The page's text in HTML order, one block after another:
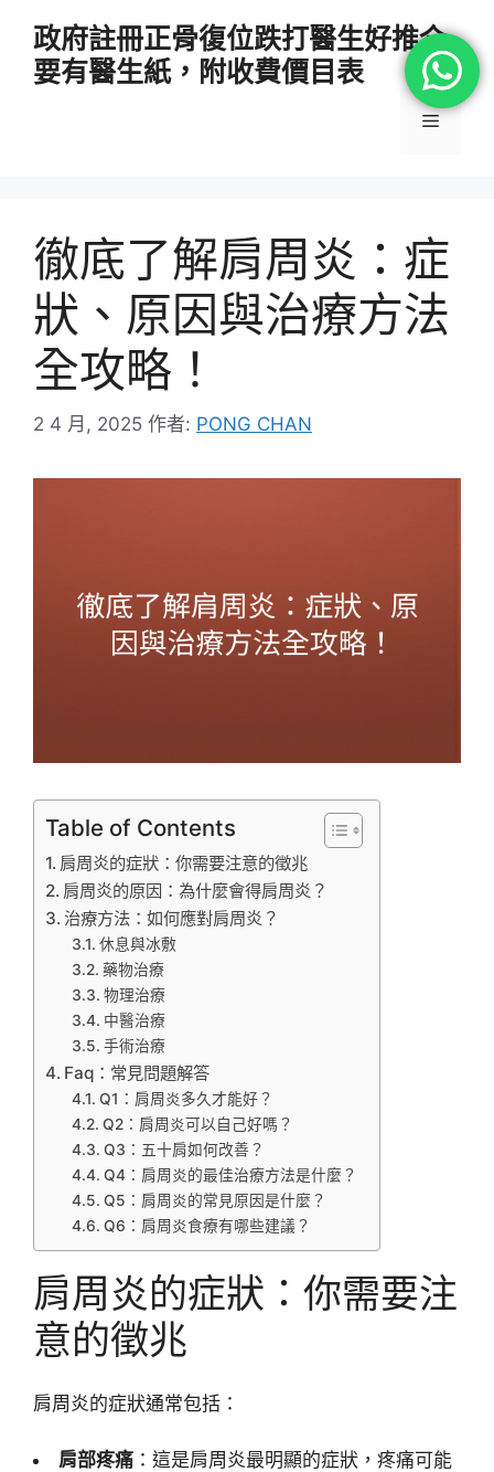
政府註冊正骨復位跌打醫生好推介
要有醫生紙，附收費價目表
選
徹底了解肩周炎：症
狀、原因與治療方法
全攻略！
2 4 月, 2025 作者: PONG CHAN
Table of Contents
肩周炎的症狀：你需要注意的徵兆
肩周炎的原因：為什麼會得肩周炎？
治療方法：如何應對肩周炎？
休息與冰敷
藥物治療
物理治療
中醫治療
手術治療
Faq：常見問題解答
Q1：肩周炎多久才能好？
Q2：肩周炎可以自己好嗎？
Q3：五十肩如何改善？
Q4：肩周炎的最佳治療方法是什麼？
Q5：肩周炎的常見原因是什麼？
Q6：肩周炎食療有哪些建議？
肩周炎的症狀：你需要注
意的徵兆
肩周炎的症狀通常包括：
肩部疼痛 ：這是肩周炎最明顯的症狀，疼痛可能